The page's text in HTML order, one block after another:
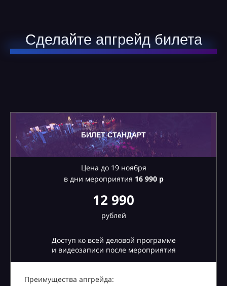
Сделайте апгрейд билета
БИЛЕТ СТАНДАРТ
Цена до 19 ноября
в дни мероприятия 16990 р
12 990
рублей
Доступ ко всей деловой программе
и видеозаписи после мероприятия
Преимущества апгрейда: